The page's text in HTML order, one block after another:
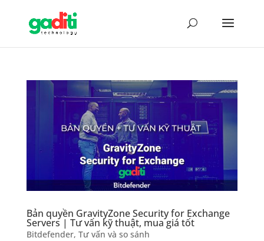
Bản quyền GravityZone Security for Exchange
Servers | Tư vấn kỹ thuật, mua giá tốt
Bitdefender, Tư vấn và so sánh